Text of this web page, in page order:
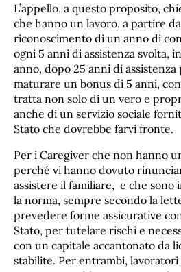
L’appello, a questo proposito,
che hanno un lavoro, a partire
riconoscimento di un anno di
ogni 5 anni di assistenza svolta,
anno, dopo 25 anni di assistenza
maturare un bonus di 5 anni,
tratta non solo di un vero e
anche di un servizio sociale
Stato che dovrebbe farvi fronte.
Per i Caregiver che non hanno
perché vi hanno dovuto
assistere il familiare, e che sono
la norma, sempre secondo la
prevedere forme assicurative
Stato, per tutelare rischi e
con un capitale accantonato da
stabilite. Per entrambi,